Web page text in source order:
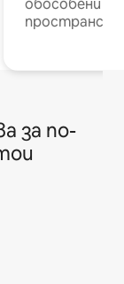
обособени
за по-